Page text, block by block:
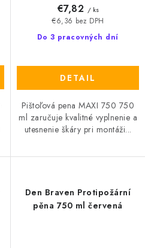
Do 3 pracovných dní
€6,36 bez DPH
€7,82 / ks
DETAIL
Pištoľová pena MAXI 750 750
ml zaručuje kvalitné vyplnenie a
utesnenie škáry pri montáži...
Den Braven Protipožární
pěna 750 ml červená